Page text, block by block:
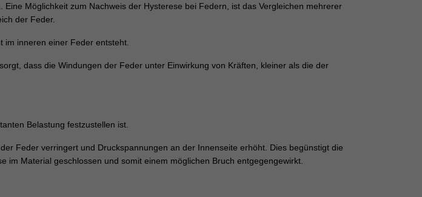
Möglichkeit zum Nachweis der Hysterese bei Federn, ist das Vergleichen mehrerer
der Feder.
im inneren einer Feder entsteht.
dass die Windungen der Feder unter Einwirkung von Kräften, kleiner als die der
Belastung festzustellen ist.
Feder verringert und Druckspannungen an der Innenseite erhöht. Dies begünstigt die
im Material geschlossen und somit einem möglichen Bruch entgegengewirkt.